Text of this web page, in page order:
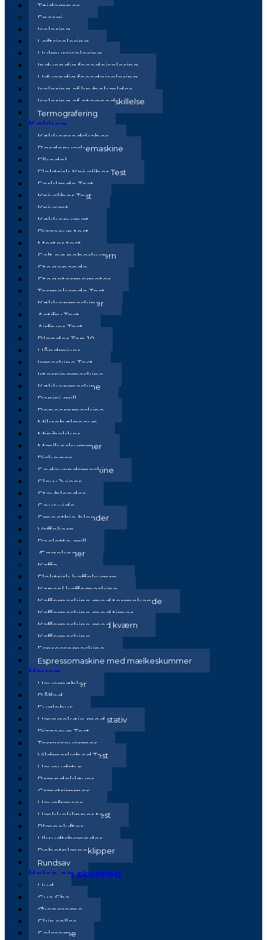
Tøjdamper
Energi
Isolering
Loftsisolering
Hulmursisolering
Indvendig facadeisolering
Udvendig facadeisolering
Isolering af krybekælder
Isolering af etageadskillelse
Termografering
Køkken
Køkkenredskaber
Bordopvaskemaskine
Elkedel
Elektrisk Knivsliber Test
Forklæde Test
Knivsliber Test
Knivsæt
Køkkenvægt
Pizzaovn test
Morter test
Salt og peberkværn
Stegepande
Stegetermometer
Termokande Test
Køkkenmaskiner
Actifry Test
Airfryer Test
Blender Top 10
Håndmixer
Ismaskine Test
Isterningmaskine
Køkkenmaskine
Panini grill
Popcornmaskine
Mikrobølgeovn
Minihakker
Mælkeskummer
Riskoger
Sodavandsmaskine
Slow Juicer
Stavblender
Sous vide
Smoothie blender
Vaffeljern
Raclette grill
Æggekoger
Kaffe
Elektrisk kaffekværn
Kapsel kaffemaskine
Kaffemaskine med termokande
Kaffemaskine med timer
Kaffemaskine med kværn
Kaffemaskine
Espressomaskine
Espressomaskine med mælkeskummer
Haven
Havemøbler
Bålfad
Fuglehus
Hængekøje med stativ
Pizzaovn Test
Terrassevarmer
Vildmarksbad Test
Haveudstyr
Brændekløver
Græstrimmer
Havefræser
Hækkeklipper test
Plænelufter
Ukrudtsbrænder
Robotplæneklipper
Rundsav
Helse og skønhed
Hud
Gua Sha
Øjencreme
Skin roller
Solcreme